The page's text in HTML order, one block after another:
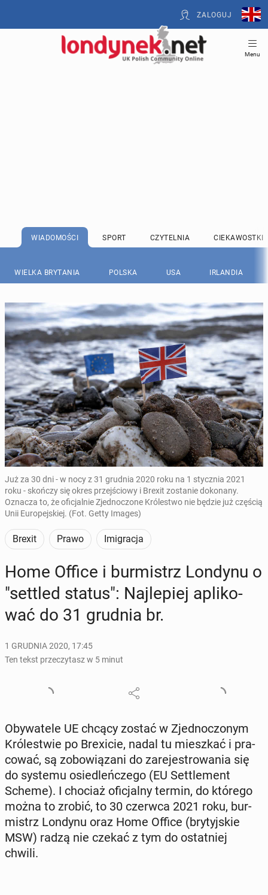
ZALOGUJ
Menu
WIADOMOŚCI SPORT CZYTELNIA CIEKAWOSTKI
WIELKA BRYTANIA POLSKA USA IRLANDIA
Już za 30 dni - w nocy z 31 grudnia 2020 roku na 1 stycznia 2021
roku - skończy się okres przejściowy i Brexit zostanie dokonany.
Oznacza to, że oficjalnie Zjednoczone Królestwo nie będzie już częścią
Unii Europejskiej. (Fot. Getty Images)
Brexit Prawo Imigracja
Home Office i bur­mistrz Londynu o
"settled status": Naj­le­piej apli­ko­
wać do 31 grudnia br.
1 GRUDNIA 2020, 17:45
Ten tekst przeczytasz w 5 minut
Oby­wa­te­le UE chcący zostać w Zjed­no­czo­nym
Kró­le­stwie po Bre­xi­cie, nadal tu miesz­kać i pra­
co­wać, są zo­bo­wią­za­ni do za­re­je­stro­wa­nia się
do systemu osie­dleń­cze­go (EU Set­tle­ment
Scheme). I chociaż ofi­cjal­ny termin, do którego
można to zrobić, to 30 czerwca 2021 roku, bur­
mistrz Londynu oraz Home Office (bry­tyj­skie
MSW) radzą nie czekać z tym do ostat­niej
chwili.